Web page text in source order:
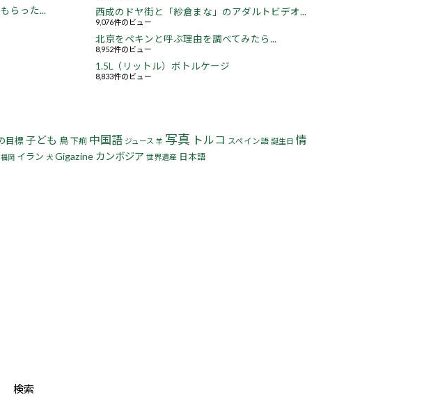
らった... 西成のドヤ街と「紗倉まな」のアダルトビデオ...
9,076件のビュー
北京をペキンと呼ぶ理由を調べてみたら...
8,952件のビュー
1.5L（リットル）ボトルケージ
8,833件のビュー
目標子ども 鳥 下痢 中国語 ジュース 羊 写真 トルコ スペイン語 誕生日 情
福岡 イラン 犬 Gigazine カンボジア 世界遺産 日本語